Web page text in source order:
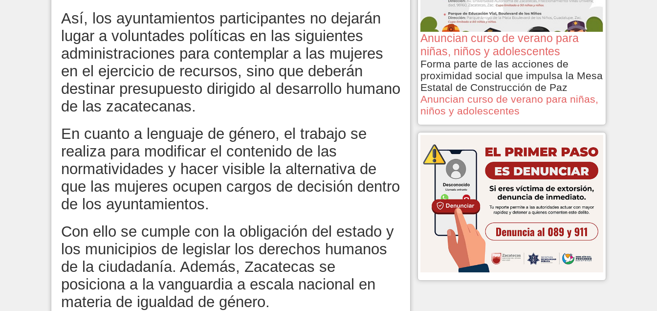
Así, los ayuntamientos participantes no dejarán
lugar a voluntades políticas en las siguientes
administraciones para contemplar a las mujeres
en el ejercicio de recursos, sino que deberán
destinar presupuesto dirigido al desarrollo humano
de las zacatecanas.
En cuanto a lenguaje de género, el trabajo se
realiza para modificar el contenido de las
normatividades y hacer visible la alternativa de
que las mujeres ocupen cargos de decisión dentro
de los ayuntamientos.
Con ello se cumple con la obligación del estado y
los municipios de legislar los derechos humanos
de la ciudadanía. Además, Zacatecas se
posiciona a la vanguardia a escala nacional en
materia de igualdad de género.
Anuncian curso de verano para
niñas, niños y adolescentes
Forma parte de las acciones de
proximidad social que impulsa la Mesa
Estatal de Construcción de Paz
Anuncian curso de verano para niñas,
niños y adolescentes